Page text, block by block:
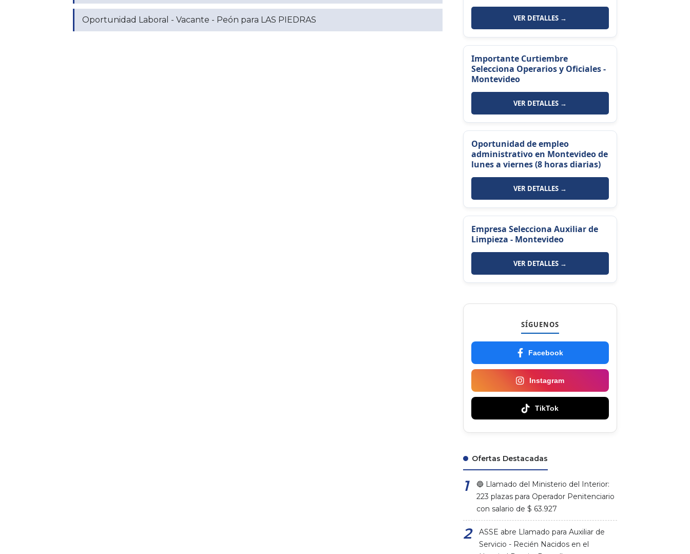
Oportunidad Laboral - Vacante - Peón para LAS PIEDRAS VER DETALLES →
Importante Curtiembre
Selecciona Operarios y Oficiales -
Montevideo
VER DETALLES →
Oportunidad de empleo
administrativo en Montevideo de
lunes a viernes (8 horas diarias)
VER DETALLES →
Empresa Selecciona Auxiliar de
Limpieza - Montevideo
VER DETALLES →
SÍGUENOS
Facebook
Instagram
TikTok
Ofertas Destacadas
🔵 Llamado del Ministerio del Interior:
223 plazas para Operador Penitenciario
con salario de $ 63.927
ASSE abre Llamado para Auxiliar de
Servicio - Recién Nacidos en el